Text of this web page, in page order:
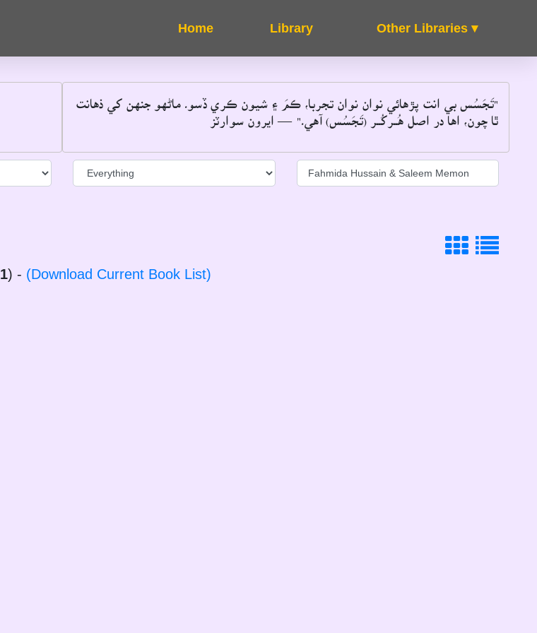
About FAQ's
Other Libraries ▾
"تَجَسُس بي انت پڙهائي نوان نوان تجربا، ڪمَ ۽ شيون ڪري ڏسو۔ ماڻهو جنهن کي ذهانت
ٿا چون، اها در اصل هُــرکُــر (تَجَسُس) آهي۔" ― ايرون سوارٽز
1) - (Download Current Book List)